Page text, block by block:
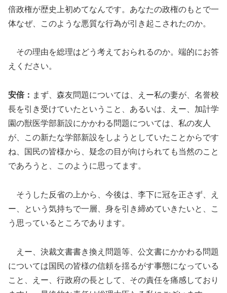
倍政権が歴史上初めてなんです。あなたの政権のもとで一
体なぜ、このような悪質な行為が引き起こされたのか。
その理由を総理はどう考えておられるのか。端的にお答
えください。
安倍： まず、森友問題については、えー私の妻が、名誉校
長を引き受けていたということ、あるいは、えー、加計学
園の獣医学部新設にかかわる問題については、私の友人
が、この新たな学部新設をしようとしていたことからです
ね、国民の皆様から、疑念の目が向けられても当然のこと
であろうと、このように思ってます。
そうした反省の上から、今後は、李下に冠を正さず、え
ー、という気持ちで一層、身を引き締めていきたいと、こ
う思っているところであります。
えー、決裁文書書き換え問題等、公文書にかかわる問題
については国民の皆様の信頼を揺るがす事態になっている
こと、えー、行政府の長として、その責任を痛感しており